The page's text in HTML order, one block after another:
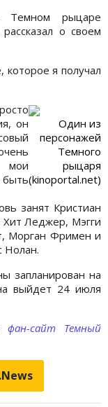
рыцаре
о своем
я получал
Один из
персонажей
Темного
рыцаря
(kinoportal.net)
он
мои
занят Кристиан
Хит Леджер, Мэгги
Морган Фримен и
Нолан.
запланирован на
выйдет 24 июля
фан-сайт Темный